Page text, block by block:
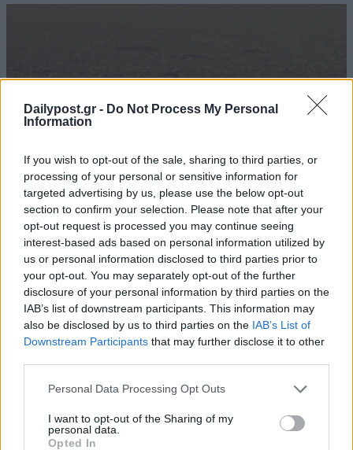
Dailypost.gr - Do Not Process My Personal
Information
If you wish to opt-out of the sale, sharing to third parties, or
processing of your personal or sensitive information for
targeted advertising by us, please use the below opt-out
section to confirm your selection. Please note that after your
opt-out request is processed you may continue seeing
interest-based ads based on personal information utilized by
us or personal information disclosed to third parties prior to
your opt-out. You may separately opt-out of the further
disclosure of your personal information by third parties on the
IAB’s list of downstream participants. This information may
also be disclosed by us to third parties on the IAB’s List of
Downstream Participants that may further disclose it to other
Personal Data Processing Opt Outs
I want to opt-out of the Sharing of my
personal data.
Opted In